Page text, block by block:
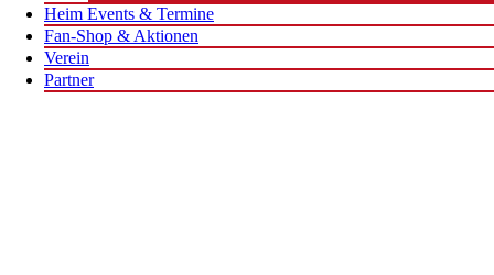
Heim Events & Termine
Fan-Shop & Aktionen
Verein
Partner